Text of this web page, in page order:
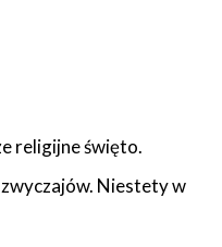
religijne święto.
Niestety w